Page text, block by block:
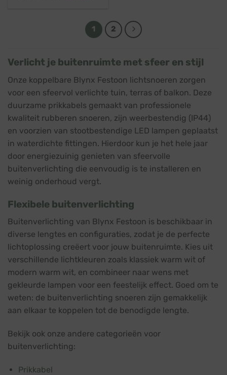
1 2
Verlicht je buitenruimte met sfeer en stijl
Onze koppelbare Blynx Festoon lichtsnoeren zorgen
voor een sfeervol verlichte tuin, terras of balkon. Deze
duurzame prikkabels gemaakt van professionele
kwaliteit rubberen snoeren, zijn weerbestendig (IP44)
en voorzien van stootbestendige LED lampen geplaatst
in waterdichte fittingen. Hierdoor kun je het hele jaar
door energiezuinig genieten van sfeervolle
buitenverlichting die eenvoudig is te installeren en
weinig onderhoud vergt.
Flexibele buitenverlichting
Buitenverlichting van Blynx Festoon is beschikbaar in
diverse lengtes en configuraties, zodat je de perfecte
lichtoplossing creëert voor jouw buitenruimte. Kies uit
verschillende lichtkleuren zoals klassiek warm wit of
modern warm wit, en combineer naar wens met
gekleurde lampen voor een feestelijk effect. Goed om te
weten: de buitenverlichting snoeren zijn gemakkelijk
aan elkaar te koppelen tot de benodigde lengte.
Bekijk ook onze andere categorieën voor
buitenverlichting:
Prikkabel